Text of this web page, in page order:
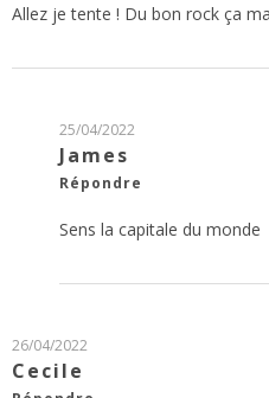
Allez je tente ! Du bon rock ça
25/04/2022
James
Répondre
Sens la capitale du monde
26/04/2022
Cecile